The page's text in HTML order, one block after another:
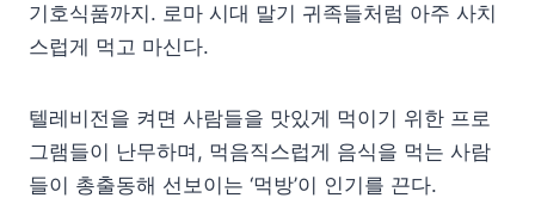
기호식품까지. 로마 시대 말기 귀족들처럼 아주 사치
스럽게 먹고 마신다.
텔레비전을 켜면 사람들을 맛있게 먹이기 위한 프로
그램들이 난무하며, 먹음직스럽게 음식을 먹는 사람
들이 총출동해 선보이는 ‘먹방’이 인기를 끈다.